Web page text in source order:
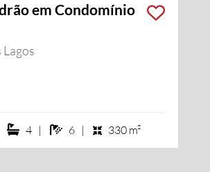
em Condomínio
Lagos
4 suítes
4 | 6 banheiros
6 | 330 m²